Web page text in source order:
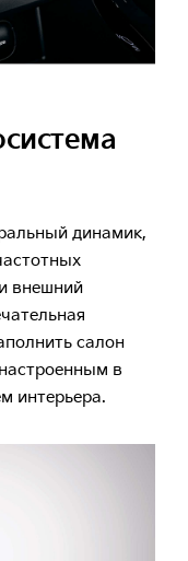
динамик,
внешний
салон
в
интерьера.